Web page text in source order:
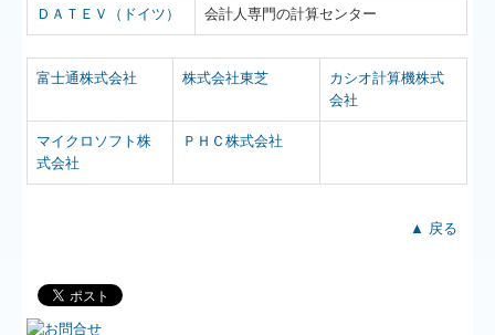
ＤＡＴＥＶ（ドイツ） 会計人専門の計算センター
富士通株式会社 株式会社東芝
カシオ計算機株式
会社
マイクロソフト株
式会社
ＰＨＣ株式会社
▲ 戻る